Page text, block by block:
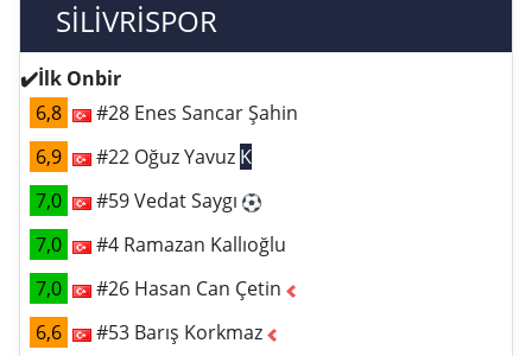
SİLİVRİSPOR
✔️İlk Onbir
6,8
#28 Enes Sancar Şahin
6,9
#22 Oğuz Yavuz K
7,0
#59 Vedat Saygı
7,0
#4 Ramazan Kallıoğlu
7,0
#26 Hasan Can Çetin
6,6
#53 Barış Korkmaz